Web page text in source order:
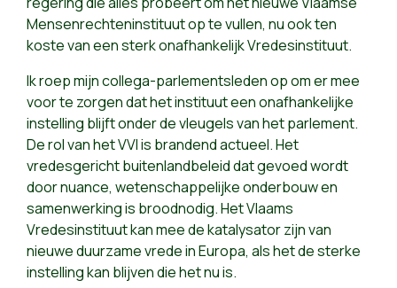
Mensenrechteninstituut op te vullen, nu ook ten
koste van een sterk onafhankelijk Vredesinstituut.
Ik roep mijn collega-parlementsleden op om er mee
voor te zorgen dat het instituut een onafhankelijke
instelling blijft onder de vleugels van het parlement.
De rol van het VVI is brandend actueel. Het
vredesgericht buitenlandbeleid dat gevoed wordt
door nuance, wetenschappelijke onderbouw en
samenwerking is broodnodig. Het Vlaams
Vredesinstituut kan mee de katalysator zijn van
nieuwe duurzame vrede in Europa, als het de sterke
instelling kan blijven die het nu is.